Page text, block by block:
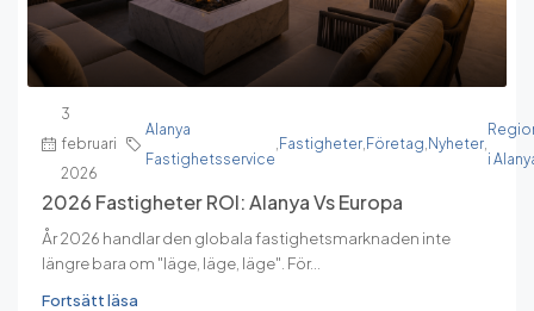
3
februari
2026
Alanya
Fastighetsservice
, Fastigheter, Företag,Nyheter,
i
2026 Fastigheter ROI: Alanya Vs Europa
År 2026 handlar den globala fastighetsmarknaden inte
längre bara om "läge, läge, läge". För...
Fortsätt läsa